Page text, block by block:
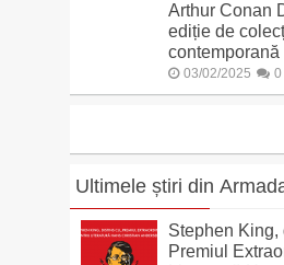
Arthur Conan
ediție de
contemporană
03/02/2025 0
Ultimele știri din
Stephen King,
Premiul